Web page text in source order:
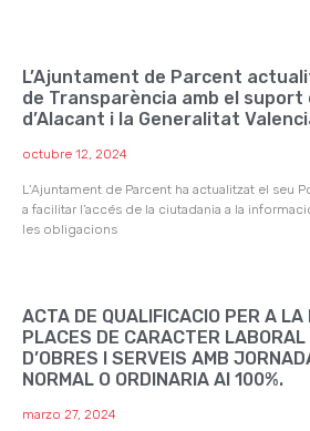
L’Ajuntament de Parcent
de Transparència amb el suport
d’Alacant i la Generalitat
octubre 12, 2024
L’Ajuntament de Parcent ha actualitzat el seu
a facilitar l’accés de la ciutadania a la
les obligacions
ACTA DE QUALIFICACIO PER A LA
PLACES DE CARACTER LABORAL
D’OBRES I SERVEIS AMB
NORMAL O ORDINARIA Al 100%.
marzo 27, 2024